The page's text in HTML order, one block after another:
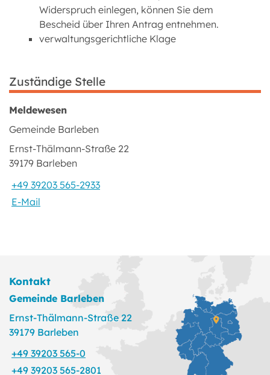
Widerspruch einlegen, können Sie dem
Bescheid über Ihren Antrag entnehmen.
verwaltungsgerichtliche Klage
Zuständige Stelle
Meldewesen
Gemeinde Barleben
Ernst-Thälmann-Straße 22
39179 Barleben
+49 39203 565-2933
E-Mail
Kontakt
Gemeinde Barleben
Ernst-Thälmann-Straße 22
39179 Barleben
+49 39203 565-0
+49 39203 565-2801